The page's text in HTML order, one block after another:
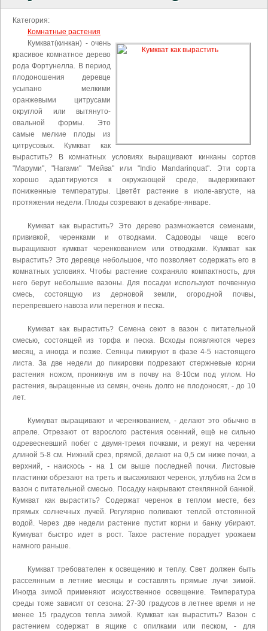
Категория:
Комнатные растения
Кумкват(кинкан) - очень
красивое комнатное дерево
рода Фортунелла. В период
плодоношения деревце
усыпано мелкими
оранжевыми цитрусами
округлой или вытянуто-
овальной формы. Это
самые мелкие плоды из
цитрусовых. Кумкват как
вырастить? В комнатных условиях выращивают кинканы сортов
"Маруми", "Нагами" "Мейва" или "Indio Mandarinquat". Эти сорта
хорошо адаптируются к окружающей среде, выдерживают
пониженные температуры. Цветёт растение в июле-августе, на
протяжении недели. Плоды созревают в декабре-январе.
Кумкват как вырастить? Это дерево размножается семенами,
прививкой, черенками и отводками. Садоводы чаще всего
выращивают кумкват черенкованием или отводками. Кумкват как
вырастить? Это деревце небольшое, что позволяет содержать его в
комнатных условиях. Чтобы растение сохраняло компактность, для
него берут небольшие вазоны. Для посадки используют почвенную
смесь, состоящую из дерновой земли, огородной почвы,
перепревшего навоза или перегноя и песка.
Кумкват как вырастить? Семена сеют в вазон с питательной
смесью, состоящей из торфа и песка. Всходы появляются через
месяц, а иногда и позже. Сеянцы пикируют в фазе 4-5 настоящего
листа. За две недели до пикировки подрезают стержневые корни
растения ножом, проникнув им в почву на 8-10см под углом. Но
растения, выращенные из семян, очень долго не плодоносят, - до 10
лет.
Кумкуват выращивают и черенкованием, - делают это обычно в
апреле. Отрезают от взрослого растения осенний, ещё не сильно
одревесневший побег с двумя-тремя почками, и режут на черенки
длиной 5-8 см. Нижний срез, прямой, делают на 0,5 см ниже почки, а
верхний, - наискось - на 1 см выше последней почки. Листовые
пластинки обрезают на треть и высаживают черенок, углубив на 2см в
вазон с питательной смесью. Посадку накрывают стеклянной банкой.
Кумкват как вырастить? Содержат черенок в теплом месте, без
прямых солнечных лучей. Регулярно поливают теплой отстоянной
водой. Через две недели растение пустит корни и банку убирают.
Кумкуват быстро идет в рост. Такое растение порадует урожаем
намного раньше.
Кумкват требователен к освещению и теплу. Свет должен быть
рассеянным в летние месяцы и составлять прямые лучи зимой.
Иногда зимой применяют искусственное освещение. Температура
среды тоже зависит от сезона: 27-30 градусов в летнее время и не
менее 15 градусов тепла зимой. Кумкват как вырастить? Вазон с
растением содержат в ящике с опилками или песком, - для